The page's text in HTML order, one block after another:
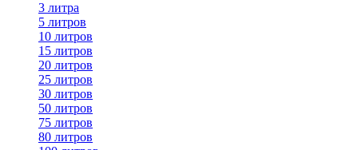
3 литра
5 литров
10 литров
15 литров
20 литров
25 литров
30 литров
50 литров
75 литров
80 литров